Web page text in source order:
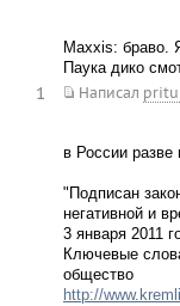
Maxxis: браво.
Паука дико
Написал
1
в России разве
"Подписан
негативной и
3 января 2011
Ключевые
общество
http://